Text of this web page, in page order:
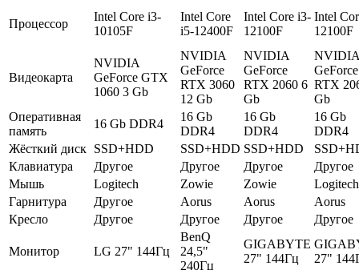
Процессор
Intel Core i3-
10105F
Intel Core
i5-12400F
Intel Core i3-
12100F
Intel
12100F
Видеокарта
NVIDIA
GeForce GTX
1060 3 Gb
NVIDIA
GeForce
RTX 3060
12 Gb
NVIDIA
GeForce
RTX 2060 6
Gb
NVIDIA
GeForce
RTX
Gb
Оперативная
память
16 Gb DDR4
16 Gb
DDR4
16 Gb
DDR4
16 Gb
DDR4
Жёсткий диск SSD+HDD SSD+HDD SSD+HDD
Клавиатура
Другое Другое Другое
Другое
Мышь
Logitech Zowie Zowie
Logitech
Гарнитура
Другое Aorus Aorus
Aorus
Кресло
Другое Другое Другое Другое
Монитор LG 27" 144Гц
BenQ
24,5"
240Гц
GIGABYTE
27" 144Гц
27"